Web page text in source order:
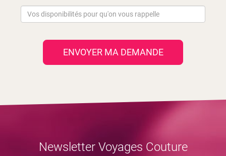
ENVOYER MA DEMANDE
Newsletter Voyages Couture